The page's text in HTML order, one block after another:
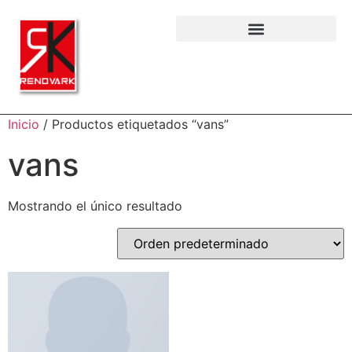
Inicio / Productos etiquetados “vans”
vans
Mostrando el único resultado